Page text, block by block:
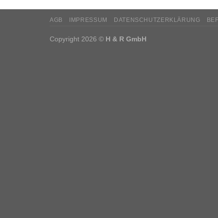
AGB IMPRESSUM DATENSCHUTZERKLÄRUNG
Copyright 2026 © H & R GmbH